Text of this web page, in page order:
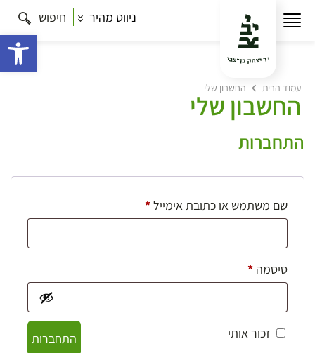
ניווט מהיר חיפוש
עמוד הבית החשבון שלי
החשבון שלי
התחברות
שם משתמש או כתובת אימייל*חובה
סיסמה *חובה
זכור אותי
התחברות